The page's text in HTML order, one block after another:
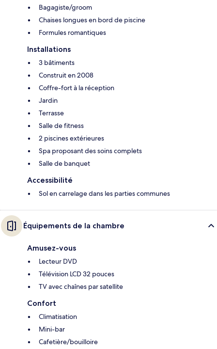
Bagagiste/groom
Chaises longues en bord de piscine
Formules romantiques
Installations
3 bâtiments
Construit en 2008
Coffre-fort à la réception
Jardin
Terrasse
Salle de fitness
2 piscines extérieures
Spa proposant des soins complets
Salle de banquet
Accessibilité
Sol en carrelage dans les parties communes
Équipements de la chambre
Amusez-vous
Lecteur DVD
Télévision LCD 32 pouces
TV avec chaînes par satellite
Confort
Climatisation
Mini-bar
Cafetière/bouilloire